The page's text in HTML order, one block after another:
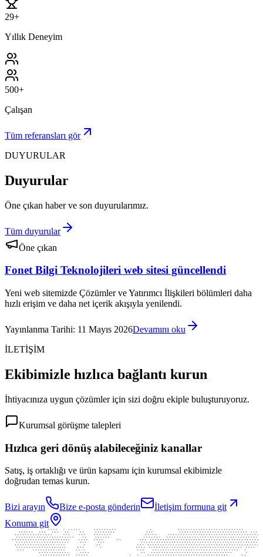
29+
Yıllık Deneyim
500+
Çalışan
Tüm referansları gör
DUYURULAR
Duyurular
Öne çıkan haber ve son duyurularımız.
Tüm duyurular
Öne çıkan
Fonet Bilgi Teknolojileri web sitesi güncellendi
Yeni web sitemizde Çözümler ve Yatırımcı İlişkileri bölümleri daha
hızlı erişim ve daha net içerik akışıyla yenilendi.
Yayınlanma Tarihi: 11 Mayıs 2026Devamını oku
İLETİŞİM
Ekibimizle hızlıca bağlantı kurun
İhtiyacınıza uygun çözümler için sizi doğru ekiple buluşturuyoruz.
Kurumsal görüşme talepleri
Hızlıca geri dönüş alabileceğiniz kanallar
Satış, iş ortaklığı ve ürün kapsamı için kurumsal ekibimizle
doğrudan temas kurun.
Bizi arayın Bize e-posta gönderin
İletişim formuna git
Konuma git